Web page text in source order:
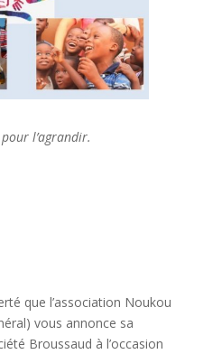
l’agrandir.
que l’association Noukou
vous annonce sa
Broussaud à l’occasion